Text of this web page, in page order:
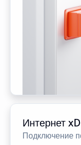
Интернет
Подключение